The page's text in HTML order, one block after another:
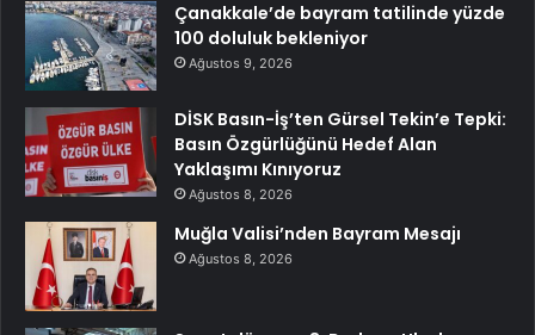
Çanakkale’de bayram tatilinde yüzde
100 doluluk bekleniyor
Ağustos 9, 2026
DİSK Basın-İş’ten Gürsel Tekin’e Tepki:
Basın Özgürlüğünü Hedef Alan
Yaklaşımı Kınıyoruz
Ağustos 8, 2026
Muğla Valisi’nden Bayram Mesajı
Ağustos 8, 2026